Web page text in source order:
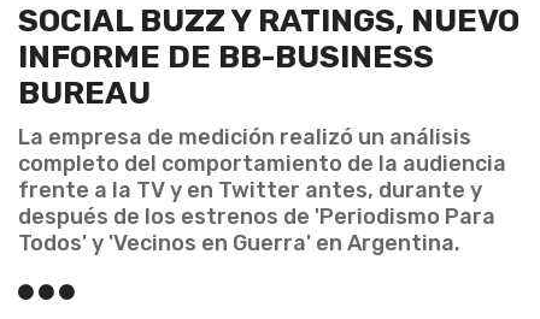
SOCIAL BUZZ Y RATINGS, NUEVO
INFORME DE BB-BUSINESS
BUREAU
La empresa de medición realizó un análisis
completo del comportamiento de la audiencia
frente a la TV y en Twitter antes, durante y
después de los estrenos de 'Periodismo Para
Todos' y 'Vecinos en Guerra' en Argentina.